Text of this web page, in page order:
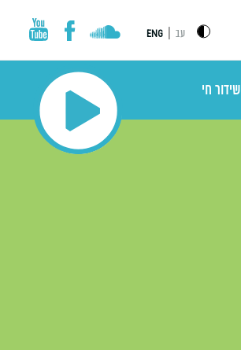
עב ENG
שידור חי